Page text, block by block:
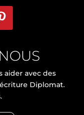
aider avec des
Diplomat.